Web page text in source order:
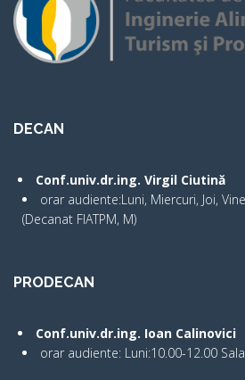
DECAN
Conf.univ.dr.ing. Virgil Ciutină
orar audiente:Luni, Miercuri, Joi,
(Decanat FIATPM, M)
PRODECAN
Conf.univ.dr.ing. Ioan Calinovici
orar audiente: Luni:10.00-12.00